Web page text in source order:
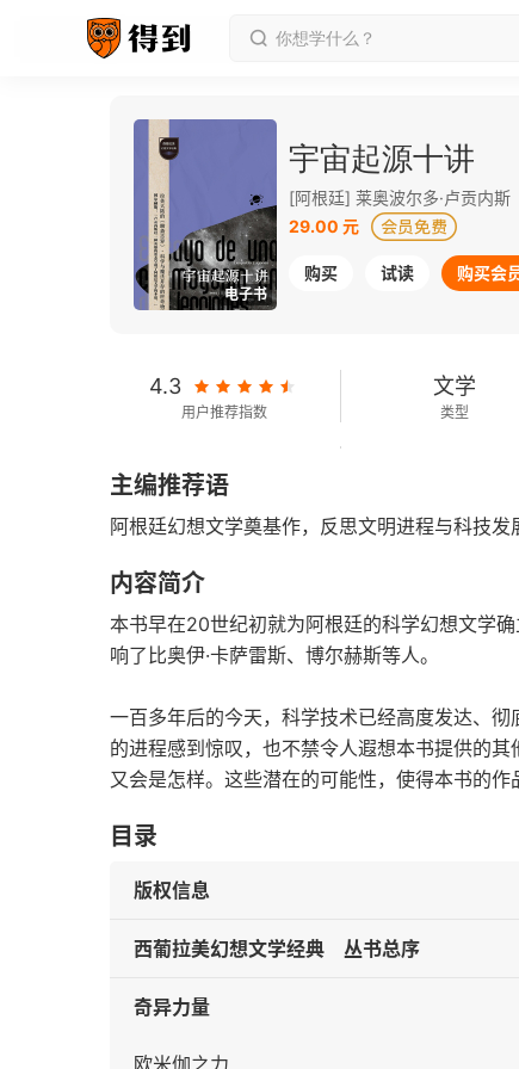
电子书
宇宙起源十讲
[阿根廷] 莱奥波尔多·卢贡内斯
29.00 元
购买 试读 购买会
4.3
用户推荐指数
文学
类型
字数
主编推荐语
阿根廷幻想文学奠基作，反思文明进程与科技发
内容简介
本书早在20世纪初就为阿根廷的科学幻想文学
响了比奥伊·卡萨雷斯、博尔赫斯等人。
一百多年后的今天，科学技术已经高度发达、
的进程感到惊叹，也不禁令人遐想本书提供的
又会是怎样。这些潜在的可能性，使得本书的作
目录
版权信息
西葡拉美幻想文学经典 丛书总序
奇异力量
欧米伽之力